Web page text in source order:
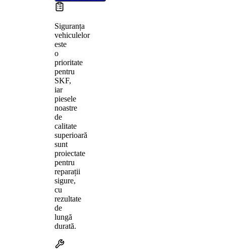
Siguranța
vehiculelor
este
o
prioritate
pentru
SKF,
iar
piesele
noastre
de
calitate
superioară
sunt
proiectate
pentru
reparații
sigure,
cu
rezultate
de
lungă
durată.